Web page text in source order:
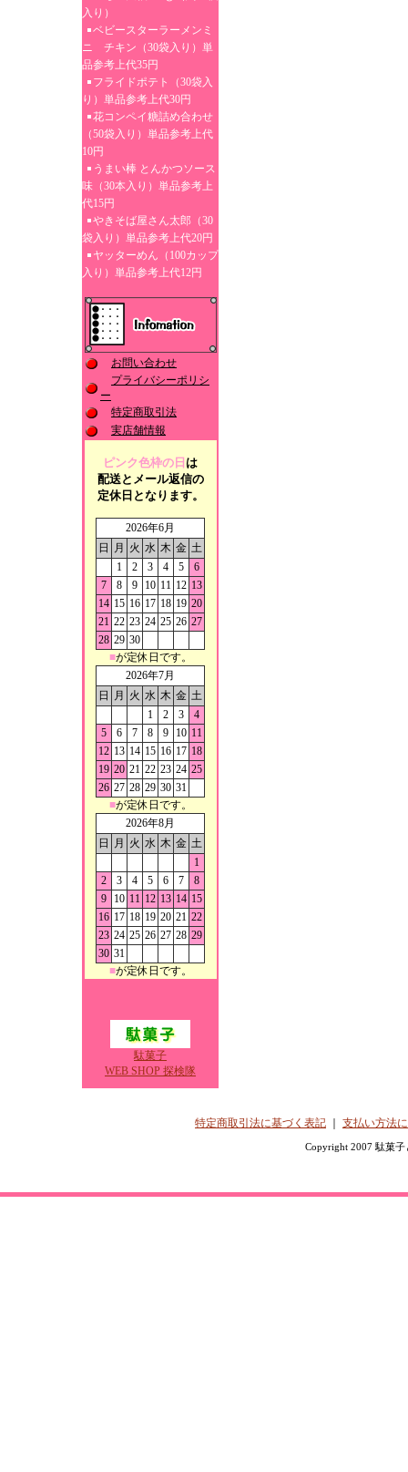
入り）
ベビースターラーメンミ
ニ チキン（30袋入り）単
品参考上代35円
フライドポテト（30袋入
り）単品参考上代30円
花コンペイ糖詰め合わせ
（50袋入り）単品参考上代
10円
うまい棒 とんかつソース
味（30本入り）単品参考上
代15円
やきそば屋さん太郎（30
袋入り）単品参考上代20円
ヤッターめん（100カップ
入り）単品参考上代12円
お問い合わせ
プライバシーポリシ
ー
特定商取引法
実店舗情報
ピンク色枠の日 は
配送とメール返信の
定休日となります。
2026年6月
日
月 火 水 木 金 土
1
2 3 4 5
6
7
8 9 10 11 12 13
14 15 16 17 18 19 20
21 22 23 24 25 26 27
28 29 30
■が定休日です。
2026年7月
日
月 火 水 木 金 土
1
2 3
4
5
6 7 8 9 10 11
12 13 14 15 16 17 18
19 20 21 22 23 24 25
26 27 28 29 30 31
■が定休日です。
2026年8月
日
月 火 水 木 金 土
1
2
3 4 5 6 7
8
9
10 11 12 13 14 15
16 17 18 19 20 21 22
23 24 25 26 27 28 29
30 31
■が定休日です。
駄菓子
WEB SHOP 探検隊
特定商取引法に基づく表記 支払い方法
Copyright 2007 駄菓